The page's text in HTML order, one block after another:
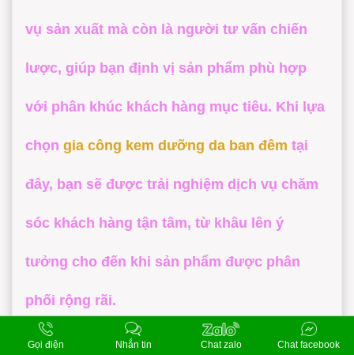
vụ sản xuất mà còn là người tư vấn chiến
lược, giúp bạn định vị sản phẩm phù hợp
với phân khúc khách hàng mục tiêu. Khi lựa
chọn gia công kem dưỡng da ban đêm tại
đây, bạn sẽ được trải nghiệm dịch vụ chăm
sóc khách hàng tận tâm, từ khâu lên ý
tưởng cho đến khi sản phẩm được phân
phối rộng rãi.
Gọi điện Nhắn tin Chat zalo Chat facebook